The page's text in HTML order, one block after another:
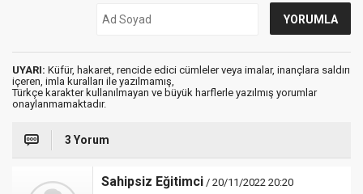
UYARI: Küfür, hakaret, rencide edici cümleler veya imalar, inançlara saldırı
içeren, imla kuralları ile yazılmamış,
Türkçe karakter kullanılmayan ve büyük harflerle yazılmış yorumlar
onaylanmamaktadır.
3 Yorum
Sahipsiz Eğitimci / 20/11/2022 20:20